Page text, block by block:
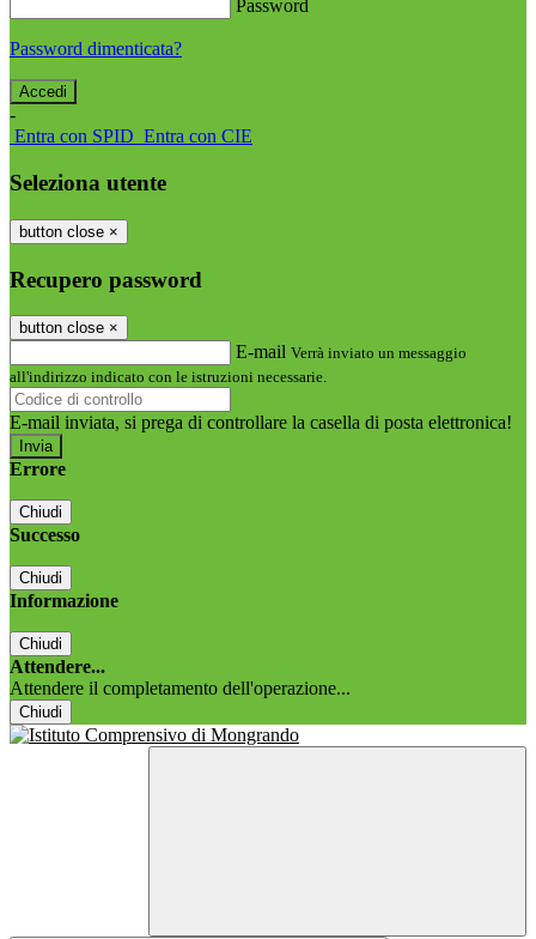
Password
Password dimenticata?
-
Entra con SPID Entra con CIE
Seleziona utente
button close ×
Recupero password
button close ×
E-mail Verrà inviato un messaggio
all'indirizzo indicato con le istruzioni necessarie.
E-mail inviata, si prega di controllare la casella di posta elettronica!
Errore
Chiudi
Successo
Chiudi
Informazione
Chiudi
Attendere...
Attendere il completamento dell'operazione...
Chiudi